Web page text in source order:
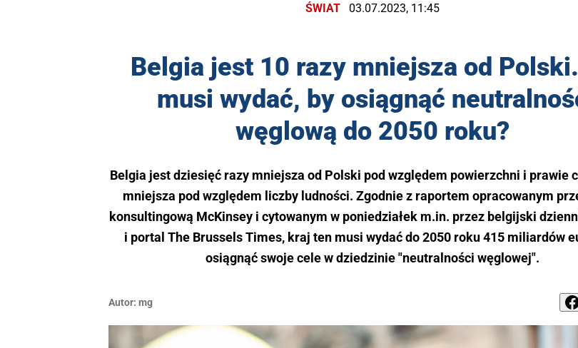
ŚWIAT 03.07.2023, 11:45
Belgia jest 10 razy mniejsza od
musi wydać, by osiągnąć
węglową do 2050 roku?
Belgia jest dziesięć razy mniejsza od Polski pod względem powierzchni i prawie
mniejsza pod względem liczby ludności. Zgodnie z raportem opracowanym
konsultingową McKinsey i cytowanym w poniedziałek m.in. przez belgijski
i portal The Brussels Times, kraj ten musi wydać do 2050 roku 415 miliardów
osiągnąć swoje cele w dziedzinie "neutralności węglowej".
Autor: mg